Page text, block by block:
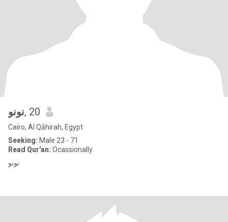
نونو, 20
Cairo, Al Qāhirah, Egypt
Seeking: Male 23 - 71
Read Qur'an: Ocassionally
نونو